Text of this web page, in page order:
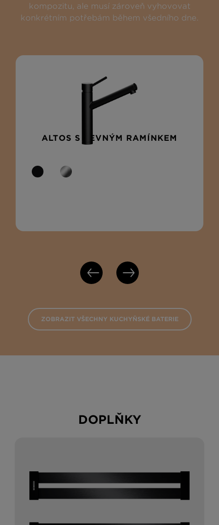
kompozitu, ale musí zároveň vyhovovat
konkrétním potřebám během všedního dne.
ALTOS S PEVNÝM RAMÍNKEM
ZOBRAZIT VŠECHNY KUCHYŇSKÉ BATERIE
DOPLŇKY